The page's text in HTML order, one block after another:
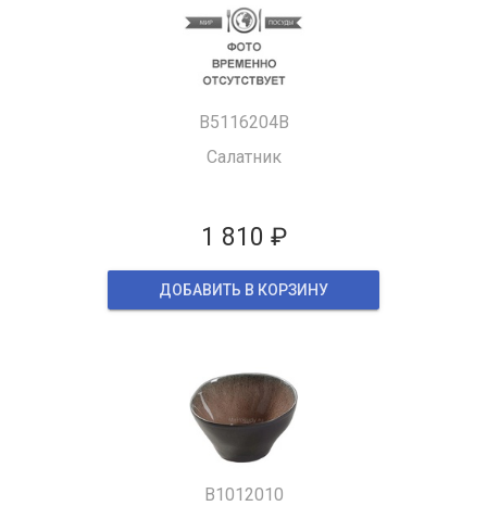
B5116204B
Салатник
1 810 ₽
ДОБАВИТЬ В КОРЗИНУ
B1012010